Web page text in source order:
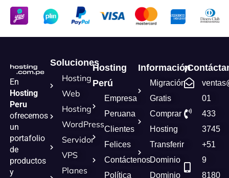
En
Hosting
Peru
ofrecemos
un
portafolio
de
productos
y
Soluciones
Hosting
Web
Hosting
WordPress
Servidor
VPS
Planes
Hosting
Perú
Empresa
Peruana
Clientes
Felices
Contáctenos
Política
Información
Migración
Gratis
Comprar
Hosting
Transferir
Dominio
Dominio
01
433
3745
+51
9
8180